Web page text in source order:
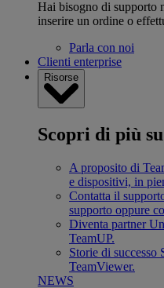
Hai bisogno di supporto
inserire un ordine o
Parla con noi
Clienti enterprise
Risorse
Scopri di più
A proposito di
e dispositivi, in
Contatta il
supporto oppure
Diventa partner
TeamUP.
Storie di successo
TeamViewer.
NEWS